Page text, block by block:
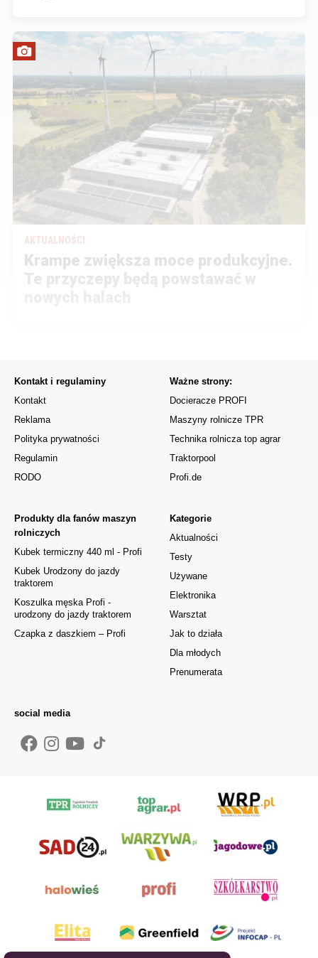
AKTUALNOŚCI
Krampe zwiększa moce produkcyjne.
Te przyczepy będą powstawać w
Kontakt i regulaminy
Kontakt
Reklama
Polityka prywatności
Regulamin
RODO
Kategorie
Aktualności
Testy
Używane
Elektronika
Warsztat
Jak to działa
Dla młodych
Prenumerata
Produkty dla fanów maszyn
rolniczych
Kubek termiczny 440 ml - Profi
Kubek Urodzony do jazdy
traktorem
Koszulka męska Profi -
urodzony do jazdy traktorem
Czapka z daszkiem – Profi
Ważne strony:
Docieracze PROFI
Maszyny rolnicze TPR
Technika rolnicza top agrar
Traktorpool
Profi.de
social media